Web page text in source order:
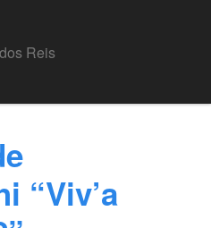
Reis
“Viv’a